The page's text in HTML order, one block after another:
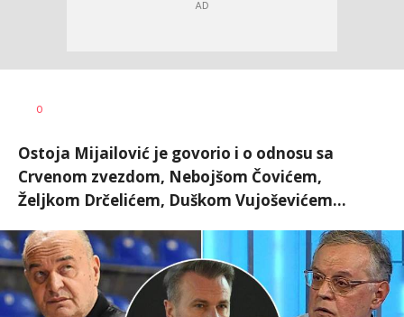
0
Ostoja Mijailović je govorio i o odnosu sa
Crvenom zvezdom, Nebojšom Čovićem,
Željkom Drčelićem, Duškom Vujoševićem...